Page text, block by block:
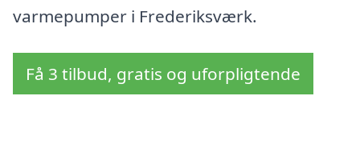
varmepumper i Frederiksværk.
Få 3 tilbud, gratis og uforpligtende